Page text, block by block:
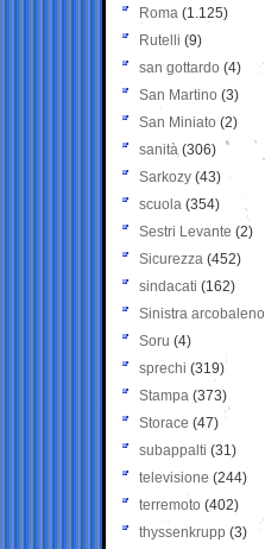
Roma (1.125)
Rutelli (9)
san gottardo (4)
San Martino (3)
San Miniato (2)
sanità (306)
Sarkozy (43)
scuola (354)
Sestri Levante (2)
Sicurezza (452)
sindacati (162)
Sinistra arcobaleno
Soru (4)
sprechi (319)
Stampa (373)
Storace (47)
subappalti (31)
televisione(244)
terremoto (402)
thyssenkrupp (3)